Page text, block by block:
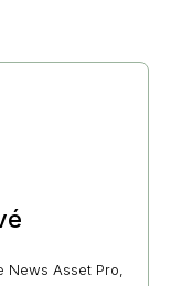
News Asset Pro,